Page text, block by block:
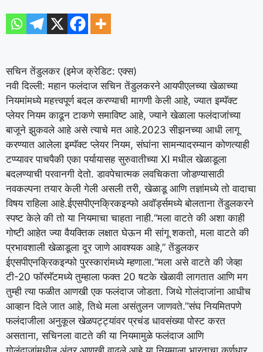
सचिन तेंडुलकर (इमेज क्रेडिट: एक्स)
नवी दिल्ली: महान फलंदाज सचिन तेंडुलकरने आयपीएलच्या खेळाच्या
नियमांमध्ये महत्त्वपूर्ण बदल करण्याची मागणी केली आहे, ज्यात इम्पॅक्ट
प्लेयर नियम काढून टाकणे समाविष्ट आहे, ज्याने खेळाला फलंदाजांच्या
बाजूने झुकवले आहे असे त्याचे मत आहे.2023 सीझनच्या आधी लागू
करण्यात आलेला इम्पॅक्ट प्लेयर नियम, संघांना सामन्यादरम्यान कोणत्याही
टप्प्यावर पाचपैकी एका पर्यायासह सुरुवातीच्या XI मधील खेळाडूला
बदलण्याची परवानगी देतो. डावपेचात्मक लवचिकता जोडण्यासाठी
नवकल्पना तयार केली गेली असली तरी, खेळाडू आणि तज्ञांमध्ये तो वादाचा
विषय राहिला आहे.ईएसपीएनक्रिकइन्फो अवॉर्ड्समध्ये बोलताना तेंडुलकरने
स्पष्ट केले की तो या नियमाचा चाहता नाही.“मला वाटते की अशा काही
गोष्टी आहेत ज्या वैयक्तिक लक्षात घेऊन मी सांगू शकतो, मला वाटते की
प्रभावशाली खेळाडूला दूर जाणे आवश्यक आहे,” तेंडुलकर
ईएसपीएनक्रिकइन्फो पुरस्कारांमध्ये म्हणाला.“मला असे वाटते की जेव्हा
टी-20 फॉरमॅटमध्ये तुम्हाला फक्त 20 षटके खेळावी लागतात आणि मग
तुम्ही त्या फळीत आणखी एक फलंदाज जोडता. जिथे गोलंदाजांना आधीच
आव्हान दिले जात आहे, तिथे मला असंतुलन जाणवते.”संघ नियमितपणे
फलंदाजीला अनुकूल खेळपट्ट्यांवर प्रचंड धावसंख्या पोस्ट करत
असताना, सचिनला वाटते की या नियमामुळे फलंदाज आणि